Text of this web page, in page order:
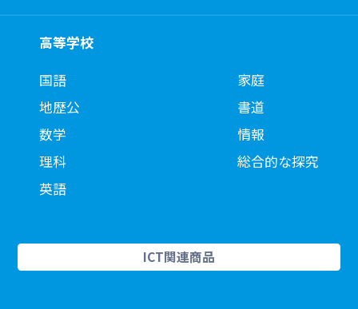
高等学校
国語
地歴公
数学
理科
英語
家庭
書道
情報
総合的な探究
ICT関連商品